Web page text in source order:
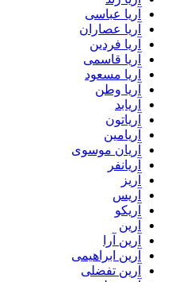
آریا عباسی
آریا عصاران
آریا فردین
آریا قاسمی
آریا مسعود
آریا وطن
آریابد
آریاتون
آریامین
آریان موسوی
آریانفر
آریز
آریس
آریکو
آرین
آرین آرا
آرین ابراهیمی
آرین تفضلی